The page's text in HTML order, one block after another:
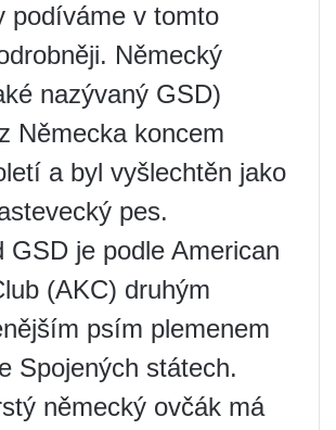
podíváme v tomto
Německý
nazývaný GSD)
Německa koncem
a byl vyšlechtěn jako
pes.
GSD je podle American
(AKC) druhým
psím plemenem
Spojených státech.
německý ovčák má